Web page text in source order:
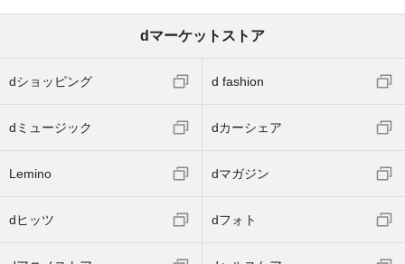
dマーケットストア
dショッピング d fashion
dミュージック dカーシェア
Lemino dマガジン
dヒッツ dフォト